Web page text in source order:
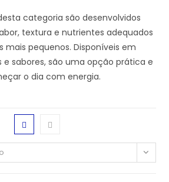
categoria são desenvolvidos
textura e nutrientes adequados
mais pequenos. Disponíveis em
sabores, são uma opção prática e
o dia com energia.